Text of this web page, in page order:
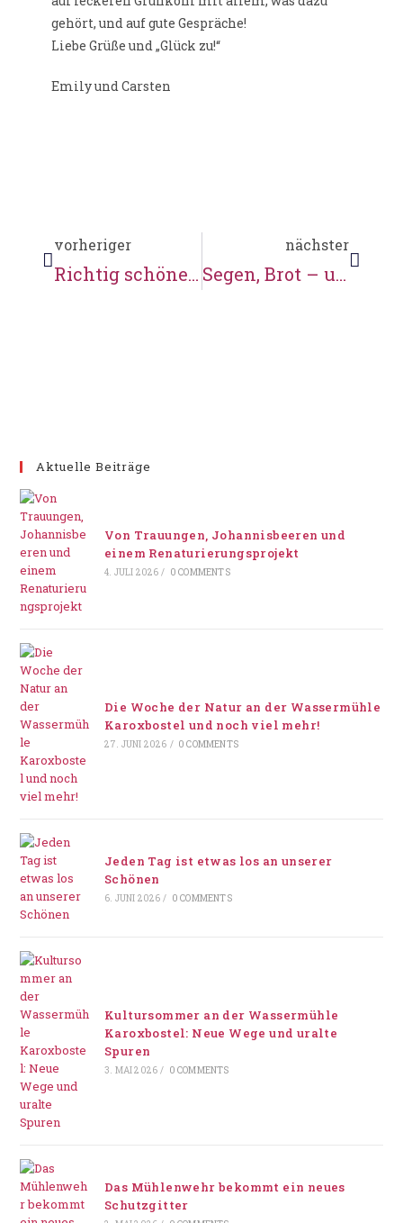
gehört, und auf gute Gespräche!
Liebe Grüße und „Glück zu!“
Emily und Carsten
vorheriger
Richtig schönes frostiges Winterwetter
nächster
Segen, Brot – und warme Kleidung
Aktuelle Beiträge
Von Trauungen, Johannisbeeren und
einem Renaturierungsprojekt
4. JULI 2026 / 0 COMMENTS
Die Woche der Natur an der Wassermühle
Karoxbostel und noch viel mehr!
27. JUNI 2026 / 0 COMMENTS
Jeden Tag ist etwas los an unserer
Schönen
6. JUNI 2026 / 0 COMMENTS
Kultursommer an der Wassermühle
Karoxbostel: Neue Wege und uralte
Spuren
3. MAI 2026 / 0 COMMENTS
Das Mühlenwehr bekommt ein neues
Schutzgitter